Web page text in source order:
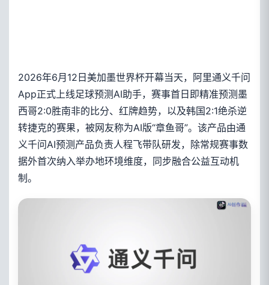
2026年6月12日美加墨世界杯开幕当天，阿里通义千问
App正式上线足球预测AI助手，赛事首日即精准预测墨
西哥2:0胜南非的比分、红牌趋势，以及韩国2:1绝杀逆
转捷克的赛果，被网友称为AI版“章鱼哥”。该产品由通
义千问AI预测产品负责人程飞带队研发，除常规赛事数
据外首次纳入举办地环境维度，同步融合公益互动机
制。